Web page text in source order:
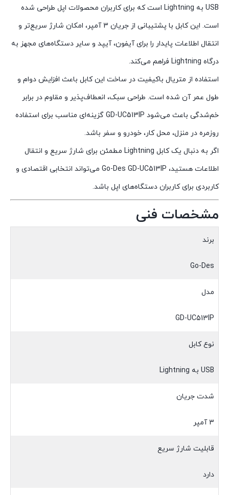
USB به Lightning است که برای کاربران محصولات اپل طراحی شده
است. این کابل با پشتیبانی از جریان 3 آمپر، امکان شارژ سریع‌تر و
انتقال اطلاعات پایدار را برای آیفون، آیپد و سایر دستگاه‌های مجهز به
درگاه Lightning فراهم می‌کند.
استفاده از متریال باکیفیت در ساخت این کابل باعث افزایش دوام و
طول عمر آن شده است. طراحی سبک، انعطاف‌پذیر و مقاوم در برابر
خم‌شدگی باعث می‌شود GD-UC513IP گزینه‌ای مناسب برای استفاده
روزمره در منزل، محل کار، خودرو و سفر باشد.
اگر به دنبال یک کابل Lightning مطمئن برای شارژ سریع و انتقال
اطلاعات هستید، Go-Des GD-UC513IP می‌تواند انتخابی اقتصادی و
کاربردی برای کاربران دستگاه‌های اپل باشد.
مشخصات فنی
برند
Go-Des
مدل
GD-UC513IP
نوع کابل
USB به Lightning
شدت جریان
3 آمپر
قابلیت شارژ سریع
دارد